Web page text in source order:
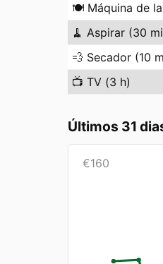
🍽️ Máquina de
🧹 Aspirar (30
💨 Secador (10
📺 TV (3 h)
Últimos 31
€160